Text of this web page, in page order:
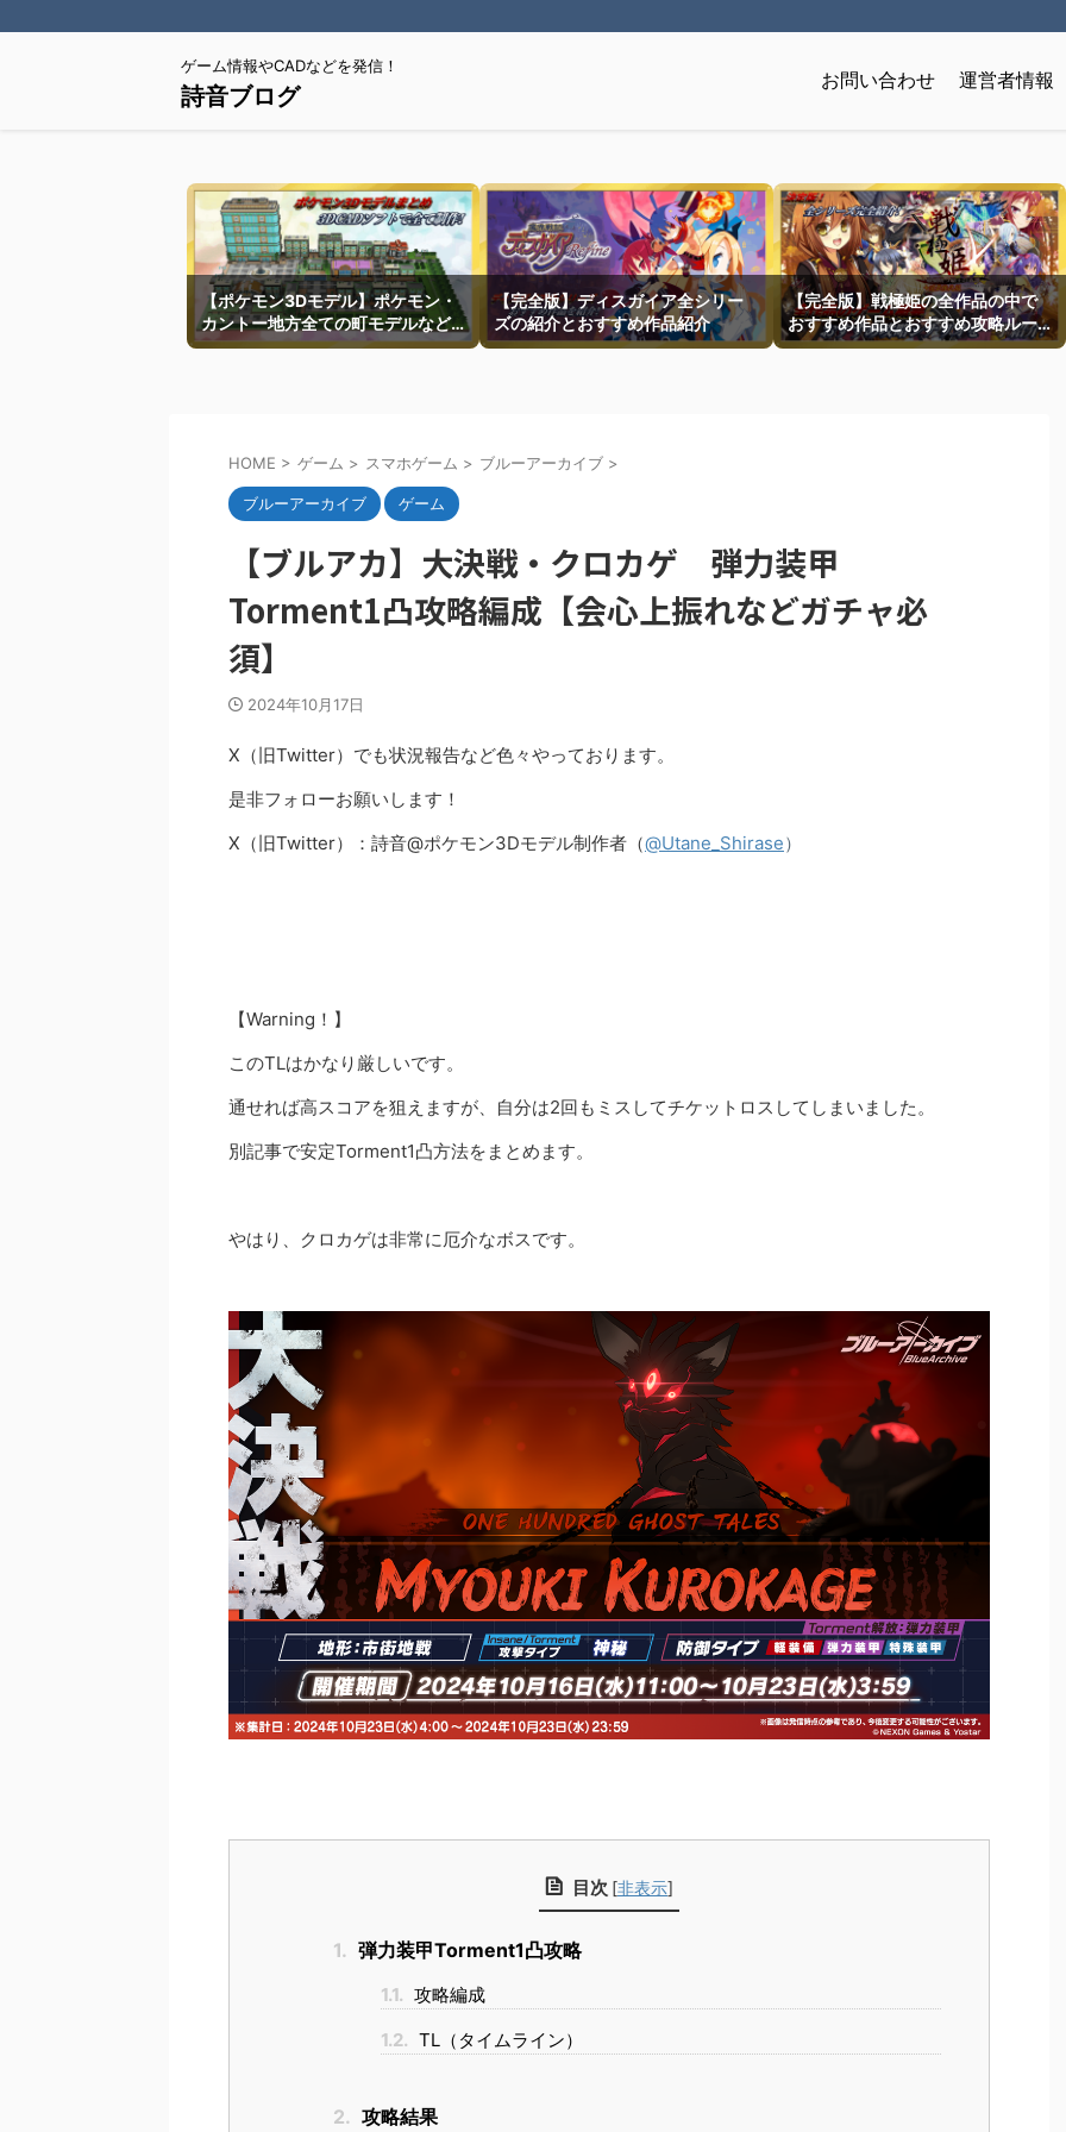
ゲーム情報やCADなどを発信！
詩音ブログ
お問い合わせ 運営者情報
【ポケモン3Dモデル】ポケモン・
カントー地方全ての町モデルなど
を紹介
【完全版】ディスガイア全シリー
ズの紹介とおすすめ作品紹介
【完全版】戦極姫の全作品の中で
おすすめ作品とおすすめ攻略ルー
トを一挙紹介
HOME > ゲーム > スマホゲーム > ブルーアーカイブ >
ブルーアーカイブ ゲーム
【ブルアカ】大決戦・クロカゲ 弾力装甲
Torment1凸攻略編成【会心上振れなどガチャ必
須】
2024年10月17日
X（旧Twitter）でも状況報告など色々やっております。
是非フォローお願いします！
X（旧Twitter）：詩音@ポケモン3Dモデル制作者（@Utane_Shirase）
【Warning！】
このTLはかなり厳しいです。
通せれば高スコアを狙えますが、自分は2回もミスしてチケットロスしてしまいました。
別記事で安定Torment1凸方法をまとめます。
やはり、クロカゲは非常に厄介なボスです。
目次 [非表示]
1. 弾力装甲Torment1凸攻略
1.1. 攻略編成
1.2. TL（タイムライン）
2. 攻略結果